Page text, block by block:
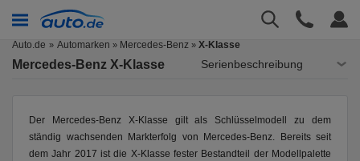
Auto.de Automarken » Mercedes-Benz » X-Klasse
Mercedes-Benz X-Klasse Serienbeschreibung
Der Mercedes-Benz X-Klasse gilt als Schlüsselmodell zu dem
ständig wachsenden Markterfolg von Mercedes-Benz. Bereits seit
dem Jahr 2017 ist die X-Klasse fester Bestandteil der Modellpalette